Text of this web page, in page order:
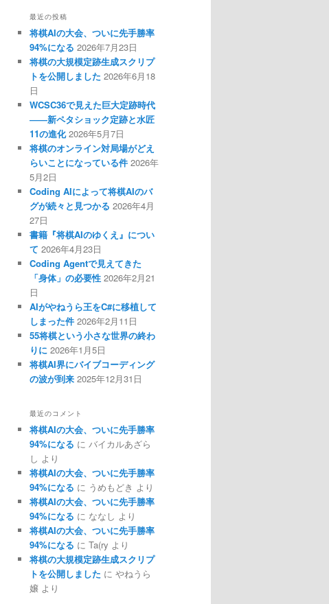
最近の投稿
将棋AIの大会、ついに先手勝率
94%になる 2026年7月23日
将棋の大規模定跡生成スクリプ
トを公開しました 2026年6月18
日
WCSC36で見えた巨大定跡時代
――新ペタショック定跡と水匠
11の進化 2026年5月7日
将棋のオンライン対局場がどえ
らいことになっている件 2026年
5月2日
Coding AIによって将棋AIのバ
グが続々と見つかる 2026年4月
27日
書籍『将棋AIのゆくえ』につい
て 2026年4月23日
Coding Agentで見えてきた
「身体」の必要性 2026年2月21
日
AIがやねうら王をC#に移植して
しまった件 2026年2月11日
55将棋という小さな世界の終わ
りに 2026年1月5日
将棋AI界にバイブコーディング
の波が到来 2025年12月31日
最近のコメント
将棋AIの大会、ついに先手勝率
94%になる に バイカルあざら
し より
将棋AIの大会、ついに先手勝率
94%になる に うめもどき より
将棋AIの大会、ついに先手勝率
94%になる に ななし より
将棋AIの大会、ついに先手勝率
94%になる に Ta(ry より
将棋の大規模定跡生成スクリプ
トを公開しました に やねうら
嬢 より